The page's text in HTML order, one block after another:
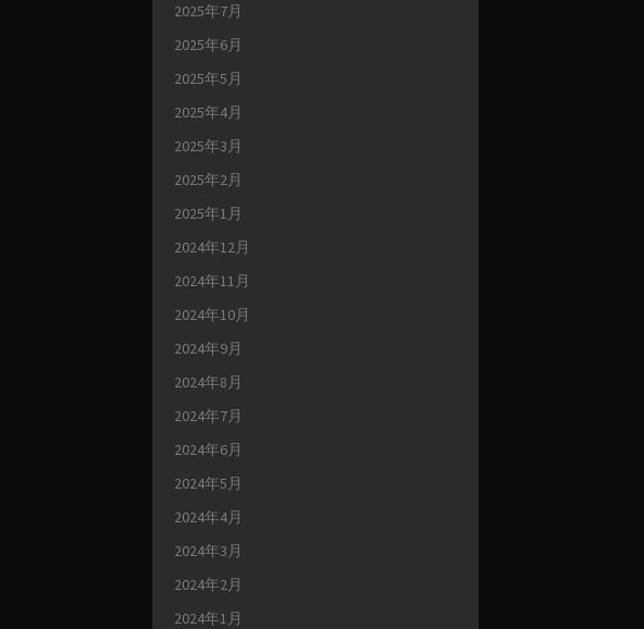
2025年7月
2025年6月
2025年5月
2025年4月
2025年3月
2025年2月
2025年1月
2024年12月
2024年11月
2024年10月
2024年9月
2024年8月
2024年7月
2024年6月
2024年5月
2024年4月
2024年3月
2024年2月
2024年1月